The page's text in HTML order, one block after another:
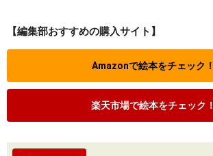
【編集部おすすめの購入サイト】
Amazonで絵本をチェック！
楽天市場で絵本をチェック！